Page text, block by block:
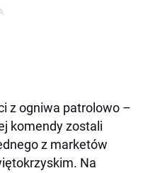
z ogniwa patrolowo –
komendy zostali
z marketów
Na